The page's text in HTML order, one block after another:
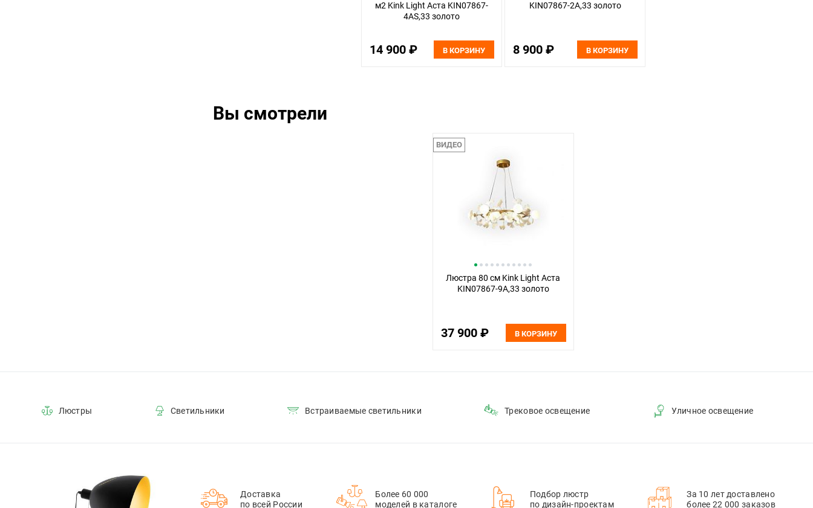
м2 Kink Light Аста KIN07867-
4AS,33 золото
14 900 ₽ В КОРЗИНУ
KIN07867-2A,33 золото
8 900 ₽ В КОРЗИНУ
Вы смотрели
ВИДЕО
Люстра 80 см Kink Light Аста
KIN07867-9A,33 золото
37 900 ₽ В КОРЗИНУ
Люстры Светильники Встраиваемые светильники Трековое освещение Уличное освещение
Доставка
по всей России
Более 60 000
моделей в каталоге
Подбор люстр
по дизайн-проектам
За 10 лет доставлено
более 22 000 заказов